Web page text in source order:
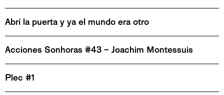
Abrí la puerta y ya el mundo era otro
Acciones Sonhoras #43 – Joachim Montessuis
Plec #1